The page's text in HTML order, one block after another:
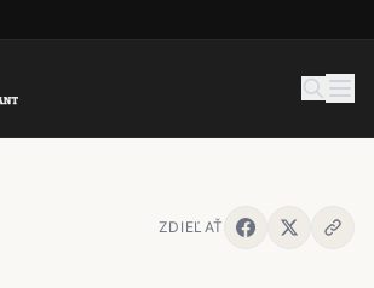
fine-dining spojený
etikety v Hoteli
ZDIEĽAŤ